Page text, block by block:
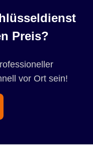
Preis?
vor Ort sein!